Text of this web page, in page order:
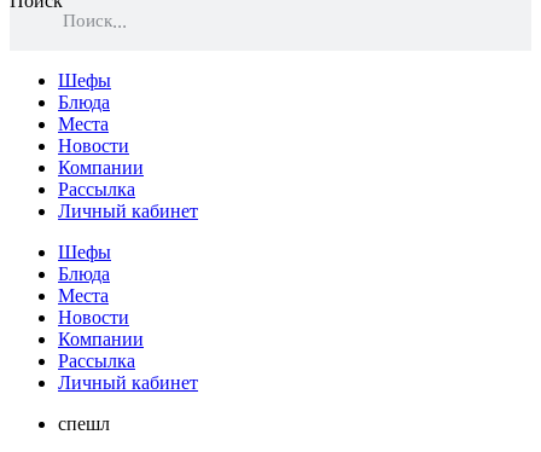
Поиск
Шефы
Блюда
Места
Новости
Компании
Рассылка
Личный кабинет
Шефы
Блюда
Места
Новости
Компании
Рассылка
Личный кабинет
спешл